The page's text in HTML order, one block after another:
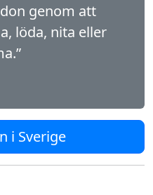
genom att
löda, nita eller
i Sverige